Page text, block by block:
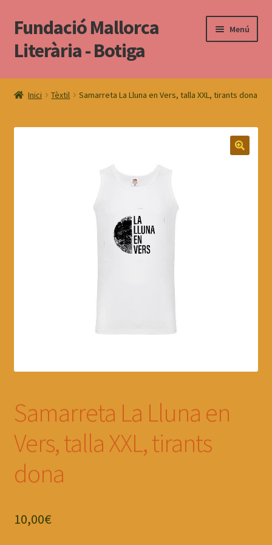
Salta
a
navegació
Vés
al
contingut
Fundació Mallorca
Literària - Botiga
Menú
Torna al web
Inici Tèxtil Samarreta La Lluna en Vers, talla XXL, tirants dona
Samarreta La Lluna en
Vers, talla XXL, tirants
dona
10,00€